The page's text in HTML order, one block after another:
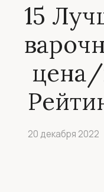
15
цена/
20 декабря 2022